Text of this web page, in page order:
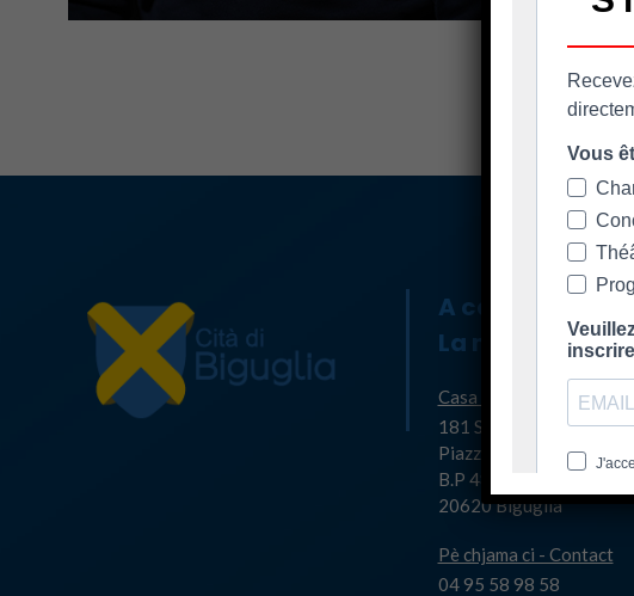
A casa cumuna
La mairie
Casa Cumuna
181 Strada di u Lancone
Piazza di l'Albore
B.P 48
20620 Biguglia
Pè chjama ci - Contact
04 95 58 98 58